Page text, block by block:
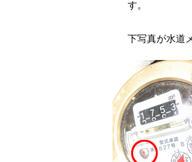
す。
下写真が水道